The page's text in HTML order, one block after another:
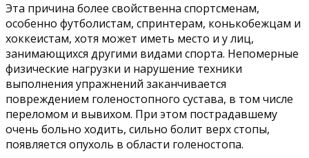
Эта причина более свойственна спортсменам,
особенно футболистам, спринтерам, конькобежцам и
хоккеистам, хотя может иметь место и у лиц,
занимающихся другими видами спорта. Непомерные
физические нагрузки и нарушение техники
выполнения упражнений заканчивается
повреждением голеностопного сустава, в том числе
переломом и вывихом. При этом пострадавшему
очень больно ходить, сильно болит верх стопы,
появляется опухоль в области голеностопа.